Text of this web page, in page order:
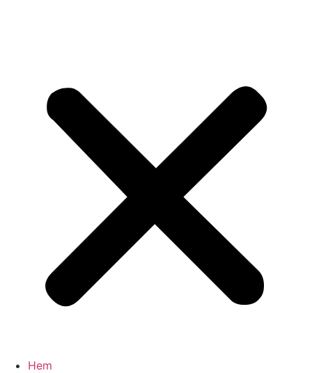
Hem